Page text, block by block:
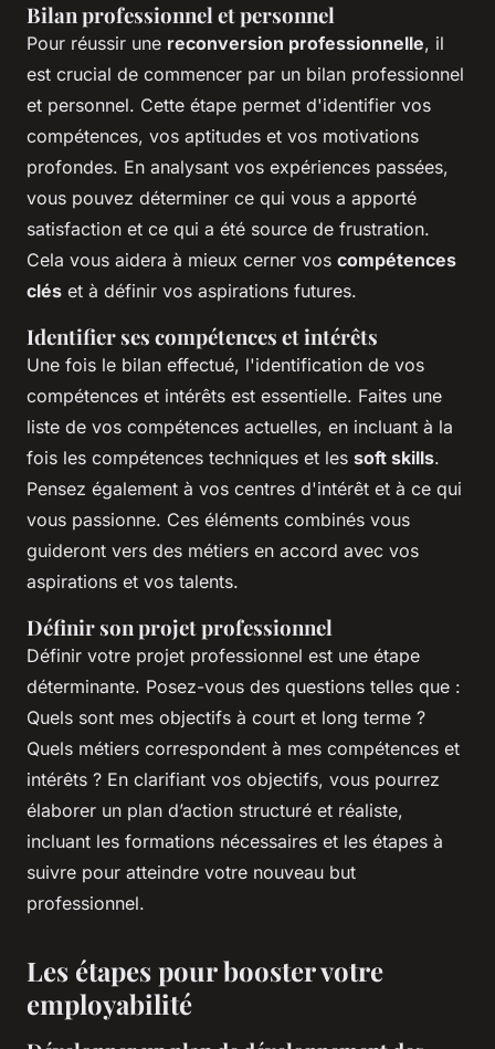
Bilan professionnel et personnel
Pour réussir une reconversion professionnelle, il
est crucial de commencer par un bilan professionnel
et personnel. Cette étape permet d'identifier vos
compétences, vos aptitudes et vos motivations
profondes. En analysant vos expériences passées,
vous pouvez déterminer ce qui vous a apporté
satisfaction et ce qui a été source de frustration.
Cela vous aidera à mieux cerner vos compétences
clés et à définir vos aspirations futures.
Identifier ses compétences et intérêts
Une fois le bilan effectué, l'identification de vos
compétences et intérêts est essentielle. Faites une
liste de vos compétences actuelles, en incluant à la
fois les compétences techniques et les soft skills.
Pensez également à vos centres d'intérêt et à ce qui
vous passionne. Ces éléments combinés vous
guideront vers des métiers en accord avec vos
aspirations et vos talents.
Définir son projet professionnel
Définir votre projet professionnel est une étape
déterminante. Posez-vous des questions telles que :
Quels sont mes objectifs à court et long terme ?
Quels métiers correspondent à mes compétences et
intérêts ? En clarifiant vos objectifs, vous pourrez
élaborer un plan d’action structuré et réaliste,
incluant les formations nécessaires et les étapes à
suivre pour atteindre votre nouveau but
professionnel.
Les étapes pour booster votre
employabilité